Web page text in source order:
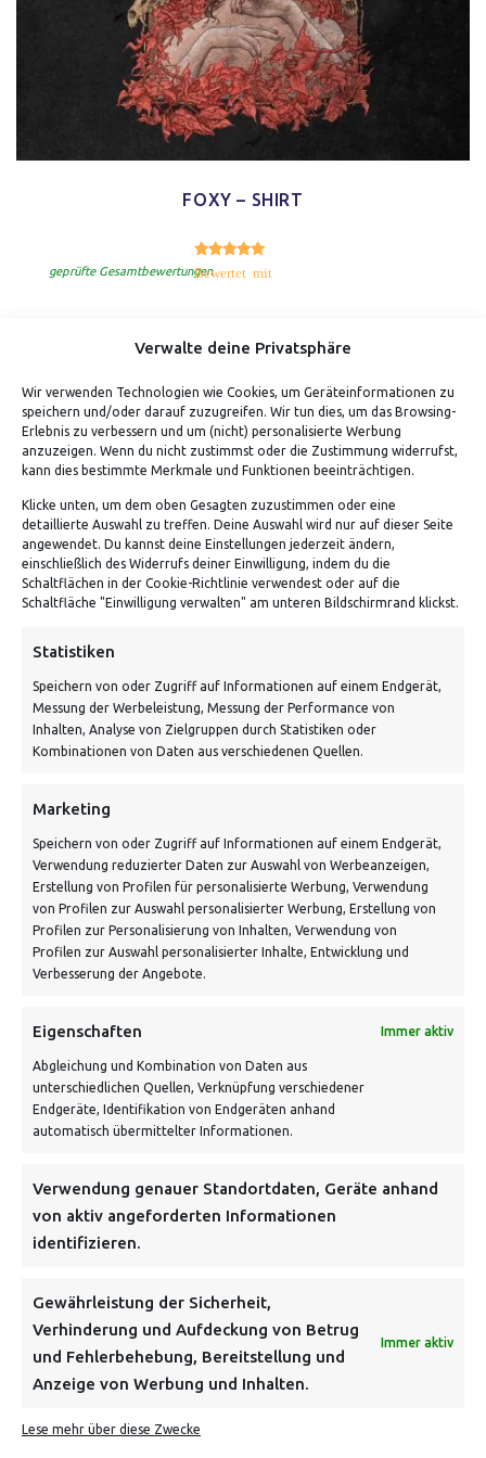
Verwalte deine Privatsphäre
Wir verwenden Technologien wie Cookies, um Geräteinformationen zu
speichern und/oder darauf zuzugreifen. Wir tun dies, um das Browsing-
Erlebnis zu verbessern und um (nicht) personalisierte Werbung
anzuzeigen. Wenn du nicht zustimmst oder die Zustimmung widerrufst,
kann dies bestimmte Merkmale und Funktionen beeinträchtigen.
Klicke unten, um dem oben Gesagten zuzustimmen oder eine
detaillierte Auswahl zu treffen. Deine Auswahl wird nur auf dieser Seite
angewendet. Du kannst deine Einstellungen jederzeit ändern,
einschließlich des Widerrufs deiner Einwilligung, indem du die
Schaltflächen in der Cookie-Richtlinie verwendest oder auf die
Schaltfläche "Einwilligung verwalten" am unteren Bildschirmrand klickst.
Statistiken
Speichern von oder Zugriff auf Informationen auf einem Endgerät,
Messung der Werbeleistung, Messung der Performance von
Inhalten, Analyse von Zielgruppen durch Statistiken oder
Kombinationen von Daten aus verschiedenen Quellen.
Marketing
Speichern von oder Zugriff auf Informationen auf einem Endgerät,
Verwendung reduzierter Daten zur Auswahl von Werbeanzeigen,
Erstellung von Profilen für personalisierte Werbung, Verwendung
von Profilen zur Auswahl personalisierter Werbung, Erstellung von
Profilen zur Personalisierung von Inhalten, Verwendung von
Profilen zur Auswahl personalisierter Inhalte, Entwicklung und
Verbesserung der Angebote.
Eigenschaften Immer aktiv
Abgleichung und Kombination von Daten aus
unterschiedlichen Quellen, Verknüpfung verschiedener
Endgeräte, Identifikation von Endgeräten anhand
automatisch übermittelter Informationen.
Verwendung genauer Standortdaten, Geräte anhand
von aktiv angeforderten Informationen
identifizieren.
Gewährleistung der Sicherheit,
Verhinderung und Aufdeckung von Betrug
und Fehlerbehebung, Bereitstellung und
Anzeige von Werbung und Inhalten.
Immer aktiv
Lese mehr über diese Zwecke
FOXY – SHIRT
Bewertet mit
geprüfte Gesamtbewertungen
ADRESSE
Von Tiling GmbH
Bahnhofstraße 3, 06268 Nemsdorf-Göhrendorf
Kontakt: Mo - Fr von 10:00 bis 18:00 Uhr
info@vontiling.de
Schnell und grün versendet:
VERSANDKOSTENHINWEIS:
NEWSLETTER
Danke, deine Registrierung war erfolgreich! Bitte prüfe
dein E-Mail-Konto für die Bestätigung.
FOLGE UNS
INFORMATIONEN